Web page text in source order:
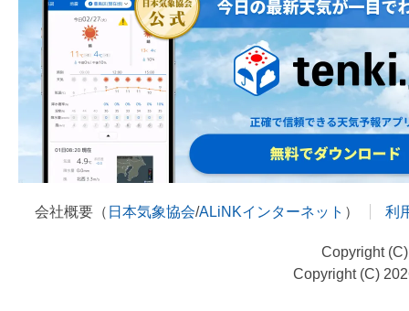
会社概要（ 日本気象協会/ALiNKインターネット ） 利
Copyright
Copyright (C)